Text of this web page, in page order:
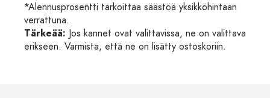
*Alennusprosentti tarkoittaa säästöä yksikköhintaan
verrattuna.
Tärkeää: Jos kannet ovat valittavissa, ne on valittava
erikseen. Varmista, että ne on lisätty ostoskoriin.